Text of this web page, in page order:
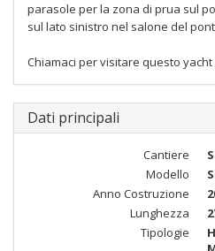
parasole per la zona di prua sul
sul lato sinistro nel salone del
Chiamaci per visitare questo
Dati principali
Cantiere
Modello
Anno Costruzione
Lunghezza
Tipologie